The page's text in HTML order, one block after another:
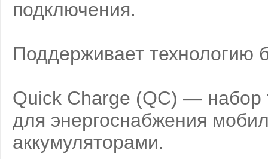
подключения.
Поддерживает технологию
Quick Charge (QC) — набор
для энергоснабжения
аккумуляторами.